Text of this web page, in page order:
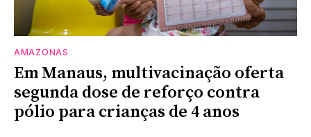
AMAZONAS
Em Manaus, multivacinação oferta
segunda dose de reforço contra
pólio para crianças de 4 anos